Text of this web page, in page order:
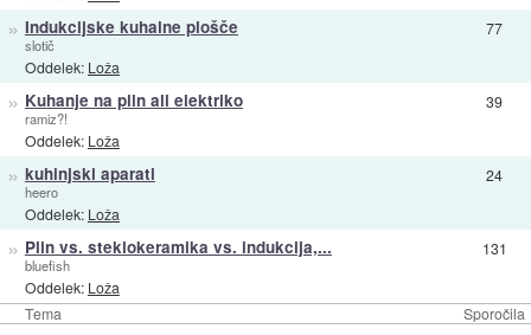
Tema Sporočila
» Indukcijske kuhalne plošče
slotič
Oddelek: Loža
77
» Kuhanje na plin ali elektriko
ramiz?!
Oddelek: Loža
39
» kuhinjski aparati
heero
Oddelek: Loža
24
» Plin vs. steklokeramika vs. indukcija,...
bluefish
Oddelek: Loža
131